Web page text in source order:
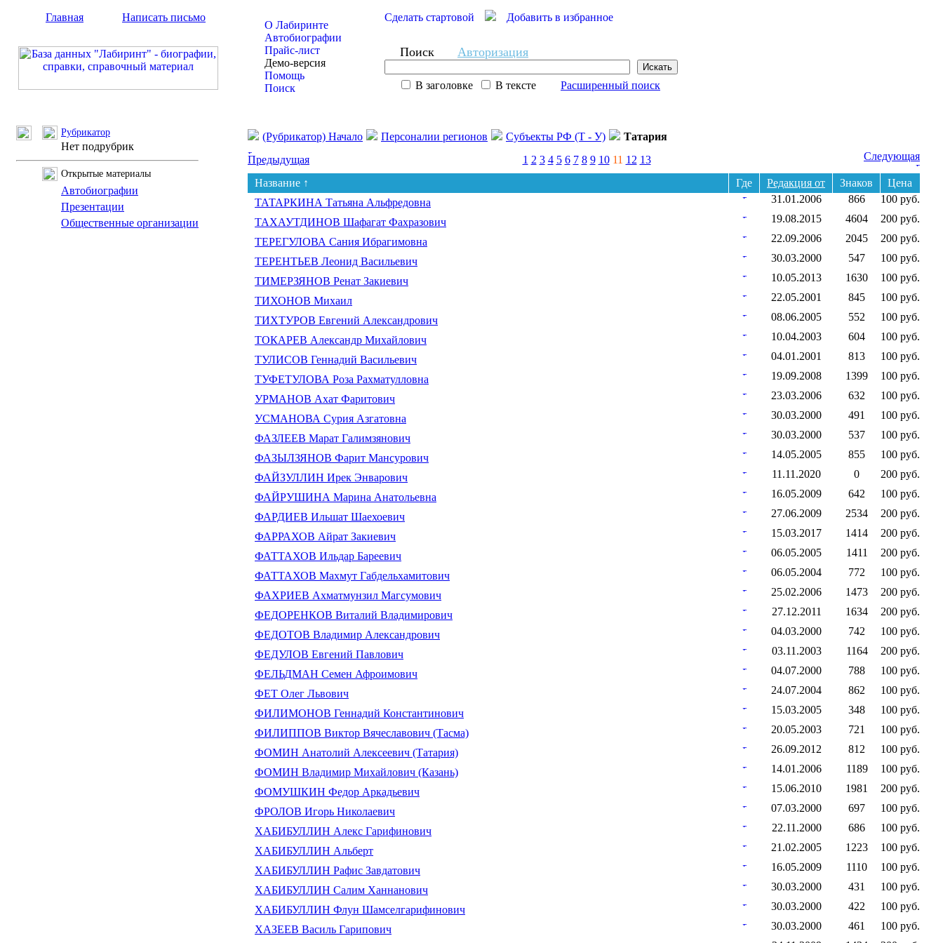
Главная Написать письмо
О Лабиринте
Автобиографии
Прайс-лист
Демо-версия
Помощь
Поиск
Сделать стартовой Добавить в избранное
Поиск Авторизация
В заголовке В тексте Расширенный поиск
Рубрикатор
Нет подрубрик
Открытые материалы
Автобиографии
Презентации
Общественные организации
(Рубрикатор) Начало Персоналии регионов Субъекты РФ (Т - У)
Татария
Предыдущая
1 2 3 4 5 6 7 8 9 10 11 12 13 Следующая
Название ↑ Где Редакция от Знаков
Цена
ТАТАРКИНА Татьяна Альфредовна
31.01.2006 866
100 руб.
ТАХАУТДИНОВ Шафагат Фахразович
19.08.2015 4604
200 руб.
ТЕРЕГУЛОВА Сания Ибрагимовна
22.09.2006 2045
200 руб.
ТЕРЕНТЬЕВ Леонид Васильевич
30.03.2000 547
100 руб.
ТИМЕРЗЯНОВ Ренат Закиевич
10.05.2013 1630
100 руб.
ТИХОНОВ Михаил
22.05.2001 845
100 руб.
ТИХТУРОВ Евгений Александрович
08.06.2005 552
100 руб.
ТОКАРЕВ Александр Михайлович
10.04.2003 604
100 руб.
ТУЛИСОВ Геннадий Васильевич
04.01.2001 813
100 руб.
ТУФЕТУЛОВА Роза Рахматулловна
19.09.2008 1399
100 руб.
УРМАНОВ Ахат Фаритович
23.03.2006 632
100 руб.
УСМАНОВА Сурия Азгатовна
30.03.2000 491
100 руб.
ФАЗЛЕЕВ Марат Галимзянович
30.03.2000 537
100 руб.
ФАЗЫЛЗЯНОВ Фарит Мансурович
14.05.2005 855
100 руб.
ФАЙЗУЛЛИН Ирек Энварович
11.11.2020 0
200 руб.
ФАЙРУШИНА Марина Анатольевна
16.05.2009 642
100 руб.
ФАРДИЕВ Ильшат Шаехоевич
27.06.2009 2534
200 руб.
ФАРРАХОВ Айрат Закиевич
15.03.2017 1414
200 руб.
ФАТТАХОВ Ильдар Бареевич
06.05.2005 1411
200 руб.
ФАТТАХОВ Махмут Габдельхамитович
06.05.2004 772
100 руб.
ФАХРИЕВ Ахматмунзил Магсумович
25.02.2006 1473
200 руб.
ФЕДОРЕНКОВ Виталий Владимирович
27.12.2011 1634
200 руб.
ФЕДОТОВ Владимир Александрович
04.03.2000 742
100 руб.
ФЕДУЛОВ Евгений Павлович
03.11.2003 1164
200 руб.
ФЕЛЬДМАН Семен Афроимович
04.07.2000 788
100 руб.
ФЕТ Олег Львович
24.07.2004 862
100 руб.
ФИЛИМОНОВ Геннадий Константинович
15.03.2005 348
100 руб.
ФИЛИППОВ Виктор Вячеславович (Тасма)
20.05.2003 721
100 руб.
ФОМИН Анатолий Алексеевич (Татария)
26.09.2012 812
100 руб.
ФОМИН Владимир Михайлович (Казань)
14.01.2006 1189
100 руб.
ФОМУШКИН Федор Аркадьевич
15.06.2010 1981
200 руб.
ФРОЛОВ Игорь Николаевич
07.03.2000 697
100 руб.
ХАБИБУЛЛИН Алекс Гарифинович
22.11.2000 686
100 руб.
ХАБИБУЛЛИН Альберт
21.02.2005 1223
100 руб.
ХАБИБУЛЛИН Рафис Завдатович
16.05.2009 1110
100 руб.
ХАБИБУЛЛИН Салим Ханнанович
30.03.2000 431
100 руб.
ХАБИБУЛЛИН Флун Шамселгарифинович
30.03.2000 422
100 руб.
ХАЗЕЕВ Василь Гарипович
30.03.2000 461
100 руб.